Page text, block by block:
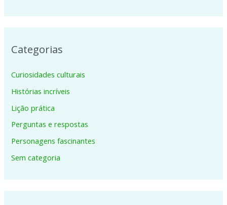
Categorias
Curiosidades culturais
Histórias incríveis
Lição prática
Perguntas e respostas
Personagens fascinantes
Sem categoria